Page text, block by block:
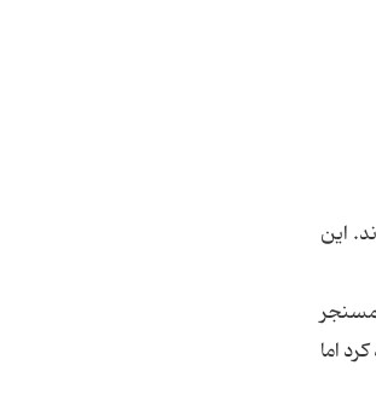
10 در 16 مارس 1975 ارسال می‌شوند. این
مسنجر
اما